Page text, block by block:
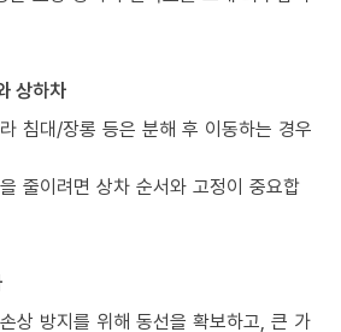
상하차
침대/장롱 등은 분해 후 이동하는 경우
줄이려면 상차 순서와 고정이 중요합
상 방지를 위해 동선을 확보하고, 큰 가